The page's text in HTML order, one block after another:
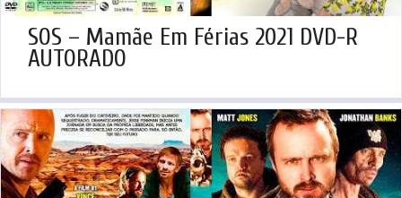
SOS – Mamãe Em Férias 2021 DVD-R
AUTORADO